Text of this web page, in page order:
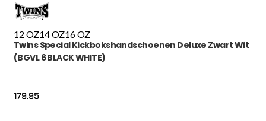
12 OZ14 OZ16 OZ
Twins Special Kickbokshandschoenen Deluxe Zwart Wit
(BGVL 6 BLACK WHITE)
179.95